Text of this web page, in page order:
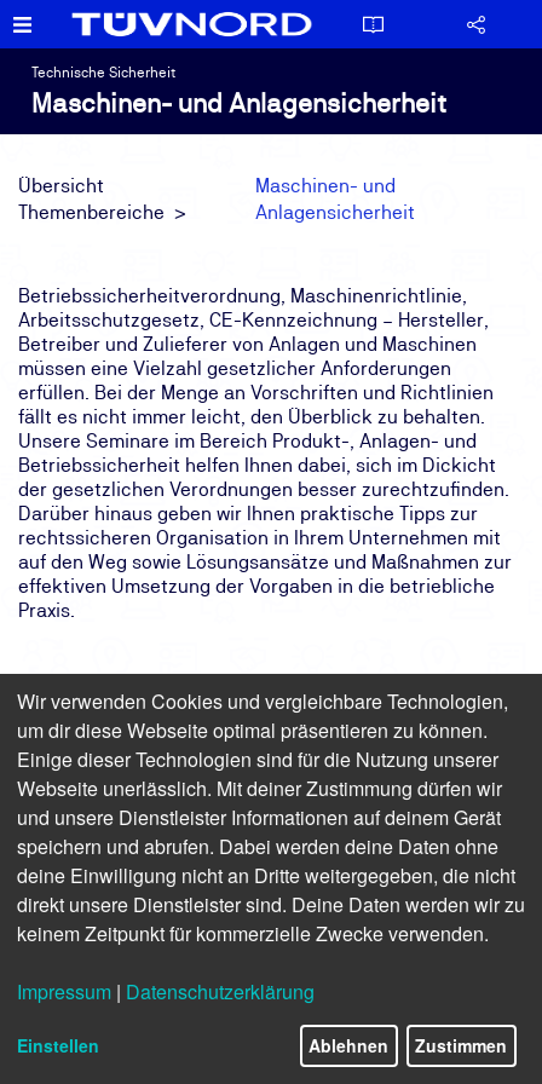
Technische Sicherheit
Maschinen- und Anlagensicherheit
Übersicht
Themenbereiche
Maschinen- und
Anlagensicherheit
Betriebssicherheitverordnung, Maschinenrichtlinie,
Arbeitsschutzgesetz, CE-Kennzeichnung – Hersteller,
Betreiber und Zulieferer von Anlagen und Maschinen
müssen eine Vielzahl gesetzlicher Anforderungen
erfüllen. Bei der Menge an Vorschriften und Richtlinien
fällt es nicht immer leicht, den Überblick zu behalten.
Unsere Seminare im Bereich Produkt-, Anlagen- und
Betriebssicherheit helfen Ihnen dabei, sich im Dickicht
der gesetzlichen Verordnungen besser zurechtzufinden.
Darüber hinaus geben wir Ihnen praktische Tipps zur
rechtssicheren Organisation in Ihrem Unternehmen mit
auf den Weg sowie Lösungsansätze und Maßnahmen zur
effektiven Umsetzung der Vorgaben in die betriebliche
Praxis.
Ihre Ansprechpartner
Mein Name istKarsten Sonntag
Als Produktmanager helfe ich Ihnen gerne persönlich
Anmeldung und Termine: 0800 8888 020
Fragen zu Inhalten: +49 511 998 62269
Wir verwenden Cookies und vergleichbare Technologien,
um dir diese Webseite optimal präsentieren zu können.
Einige dieser Technologien sind für die Nutzung unserer
Webseite unerlässlich. Mit deiner Zustimmung dürfen wir
und unsere Dienstleister Informationen auf deinem Gerät
speichern und abrufen. Dabei werden deine Daten ohne
deine Einwilligung nicht an Dritte weitergegeben, die nicht
direkt unsere Dienstleister sind. Deine Daten werden wir zu
keinem Zeitpunkt für kommerzielle Zwecke verwenden.
Impressum | Datenschutzerklärung
Einstellen Ablehnen Zustimmen